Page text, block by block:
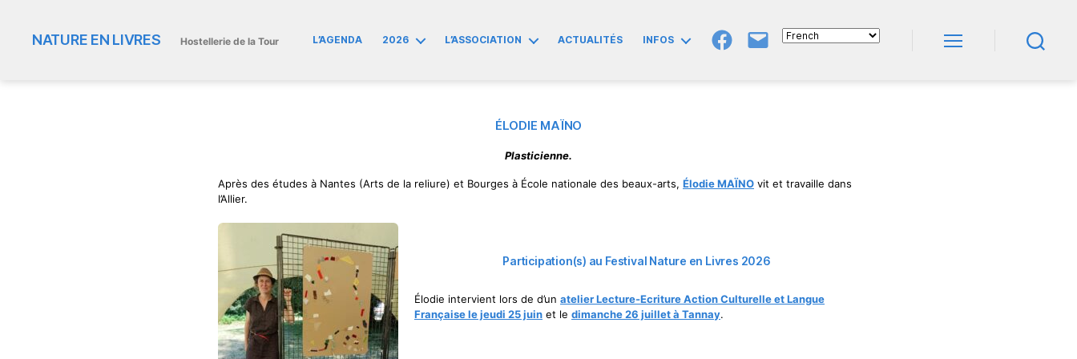
NATURE EN LIVRES Hostellerie de la Tour L’AGENDA 2026 L’ASSOCIATION ACTUALITÉS INFOS
GroupeE-
ÉLODIE MAÏNO
Plasticienne.
Après des études à Nantes (Arts de la reliure) et Bourges à École nationale des beaux-arts, Élodie MAÏNO vit et travaille dans
l’Allier.
Participation(s) au Festival Nature en Livres 2026
Élodie intervient lors de d’un atelierLecture-Ecriture Action Culturelle et Langue
Françaisele jeudi 25 juin et le dimanche 26 juillet à Tannay.